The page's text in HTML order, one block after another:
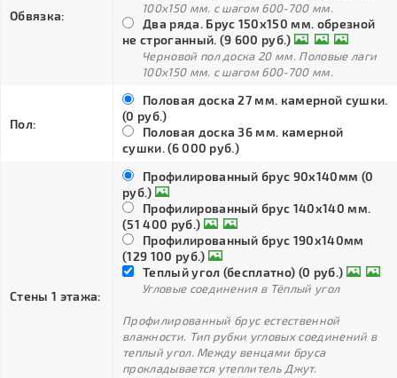
Обвязка:
100х150 мм. с шагом 600-700 мм.
Два ряда. Брус 150х150 мм. обрезной
не строганный. (9 600 руб.)
Черновой пол доска 20 мм. Половые лаги
100х150 мм. с шагом 600-700 мм.
Пол:
Половая доска 27 мм. камерной сушки.
(0 руб.)
Половая доска 36 мм. камерной
сушки. (6 000 руб.)
Стены 1 этажа:
Профилированный брус 90х140мм (0
руб.)
Профилированный брус 140х140 мм.
(51 400 руб.)
Профилированный брус 190х140мм
(129 100 руб.)
Теплый угол (бесплатно) (0 руб.)
Угловые соединения в Тёплый угол
Профилированный брус естественной
влажности. Тип рубки угловых соединений в
теплый угол. Между венцами бруса
прокладывается утеплитель Джут.